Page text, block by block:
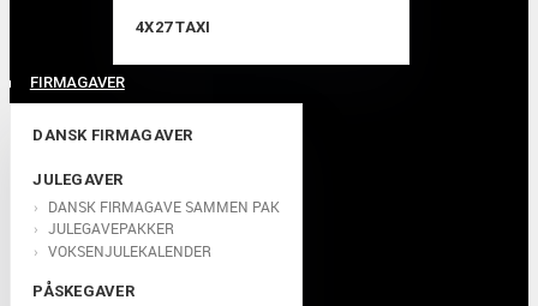
FIRMAGAVER
DANSK FIRMAGAVER
JULEGAVER
DANSK FIRMAGAVE SAMMEN PAK
JULEGAVEPAKKER
VOKSENJULEKALENDER
PÅSKEGAVER
4X27 TAXI